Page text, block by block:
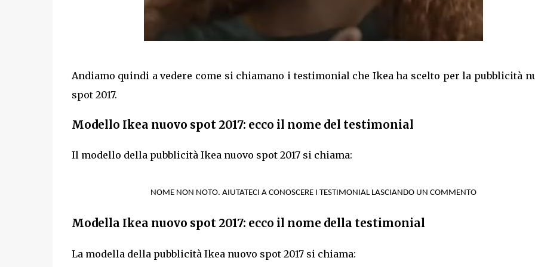
Andiamo quindi a vedere come si chiamano i testimonial che Ikea ha scelto per la pubblicità
spot 2017.
Modello Ikea nuovo spot 2017: ecco il nome del testimonial
Il modello della pubblicità Ikea nuovo spot 2017 si chiama:
NOME NON NOTO. AIUTATECI A CONOSCERE I TESTIMONIAL LASCIANDO UN COMMENTO
Modella Ikea nuovo spot 2017: ecco il nome della testimonial
La modella della pubblicità Ikea nuovo spot 2017 si chiama: